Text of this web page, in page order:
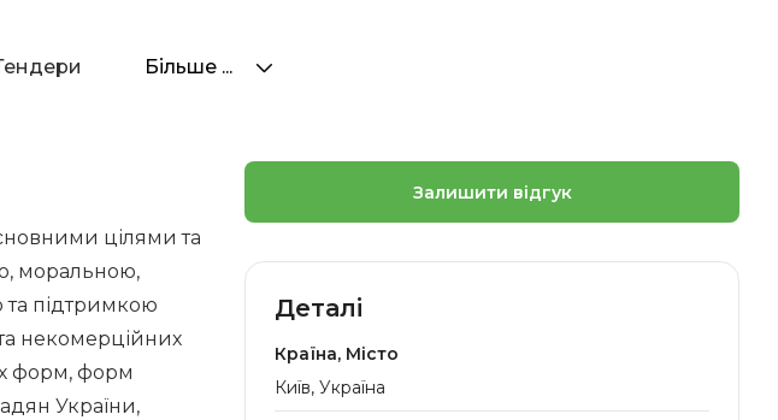
Більше ...
цілями та
моральною,
підтримкою
некомерційних
форм, форм
України,
Залишити відгук
Деталі
Країна, Місто
Київ, Україна